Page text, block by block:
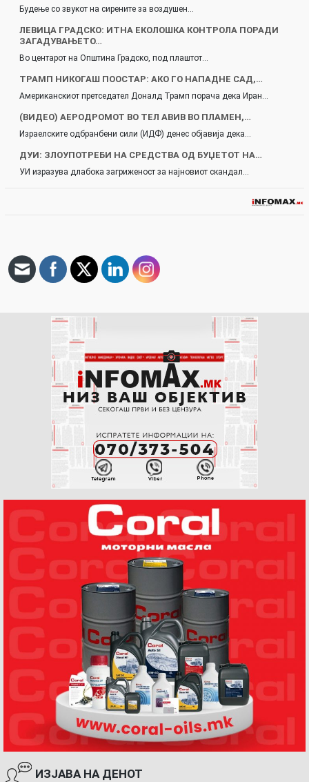
Будење со звукот на сирените за воздушен…
ЛЕВИЦА ГРАДСКО: ИТНА ЕКОЛОШКА КОНТРОЛА ПОРАДИ
ЗАГАДУВАЊЕТО…
Во центарот на Општина Градско, под плаштот…
ТРАМП НИКОГАШ ПООСТАР: АКО ГО НАПАДНЕ САД,…
Американскиот претседател Доналд Трамп порача дека Иран…
(ВИДЕО) АЕРОДРОМОТ ВО ТЕЛ АВИВ ВО ПЛАМЕН,…
Израелските одбранбени сили (ИДФ) денес објавија дека…
ДУИ: ЗЛОУПОТРЕБИ НА СРЕДСТВА ОД БУЏЕТОТ НА…
УИ изразува длабока загриженост за најновиот скандал…
ИЗЈАВА НА ДЕНОТ